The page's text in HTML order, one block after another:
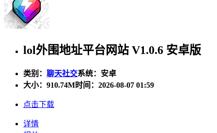
lol外围地址平台网站 V1.0.6 安卓版
类别： 聊天社交系统：安卓
大小： 910.74M时间：2026-08-07 01:59
点击下载
详情